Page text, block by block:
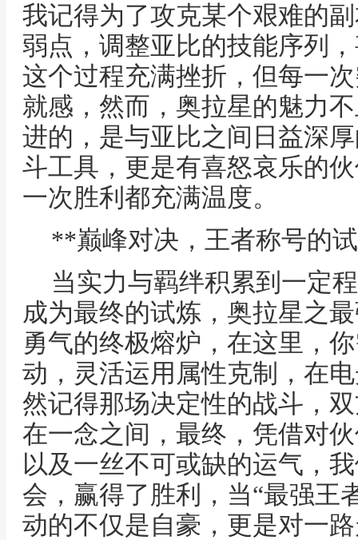
我记得为了攻克某个艰难的
弱点，调整亚比的技能序列
这个过程充满挫折，但每一
就感，然而，奥拉星的魅力
进的，是与亚比之间日益深
斗工具，更是有喜怒哀乐的
一次胜利都充满温度。
**巅峰对决，王者称号的
当实力与羁绊积累到一定
成为最终的试炼，奥拉星之
勇气的终极熔炉，在这里，
动，灵活运用属性克制，在
然记得那场决定性的战斗，
在一念之间，最终，凭借对
以及一丝不可或缺的运气，
会，赢得了胜利，当“最强王
动的不仅是自豪，更是对一